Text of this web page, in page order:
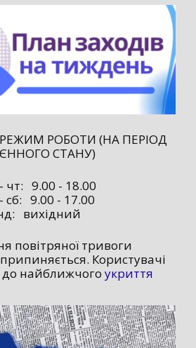
РОБОТИ (НА ПЕРІОД
СТАНУ)
чт: 9.00 - 18.00
сб: 9.00 - 17.00
вихідний
повітряної тривоги
Користувачі
найближчого укриття